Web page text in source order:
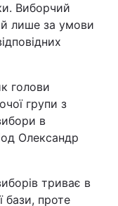
Виборчий
лише за умови
голови
групи з
в
Олександр
триває в
бази, проте